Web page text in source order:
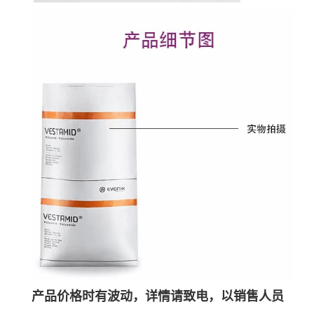
产品价格时有波动，详情请致电，以销售人员